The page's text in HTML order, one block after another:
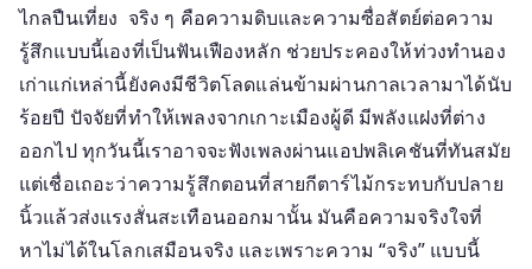
ไกลปืนเที่ยง จริง ๆ คือความดิบและความซื่อสัตย์ต่อความ
รู้สึกแบบนี้เองที่เป็นฟันเฟืองหลัก ช่วยประคองให้ท่วงทำนอง
เก่าแก่เหล่านี้ยังคงมีชีวิตโลดแล่นข้ามผ่านกาลเวลามาได้นับ
ร้อยปี ปัจจัยที่ทำให้เพลงจากเกาะเมืองผู้ดี มีพลังแฝงที่ต่าง
ออกไป ทุกวันนี้เราอาจจะฟังเพลงผ่านแอปพลิเคชันที่ทันสมัย
แต่เชื่อเถอะว่าความรู้สึกตอนที่สายกีตาร์ไม้กระทบกับปลาย
นิ้วแล้วส่งแรงสั่นสะเทือนออกมานั้น มันคือความจริงใจที่
หาไม่ได้ในโลกเสมือนจริง และเพราะความ “จริง” แบบนี้